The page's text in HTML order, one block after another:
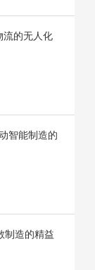
流的无人化
智能制造的
制造的精益